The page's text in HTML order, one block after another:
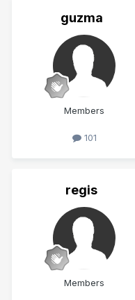
guzma
Members
101
regis
Members